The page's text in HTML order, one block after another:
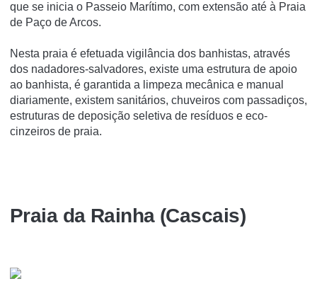
que se inicia o Passeio Marítimo, com extensão até à Praia
de Paço de Arcos.
Nesta praia é efetuada vigilância dos banhistas, através
dos nadadores-salvadores, existe uma estrutura de apoio
ao banhista, é garantida a limpeza mecânica e manual
diariamente, existem sanitários, chuveiros com passadiços,
estruturas de deposição seletiva de resíduos e eco-
cinzeiros de praia.
Praia da Rainha (Cascais)